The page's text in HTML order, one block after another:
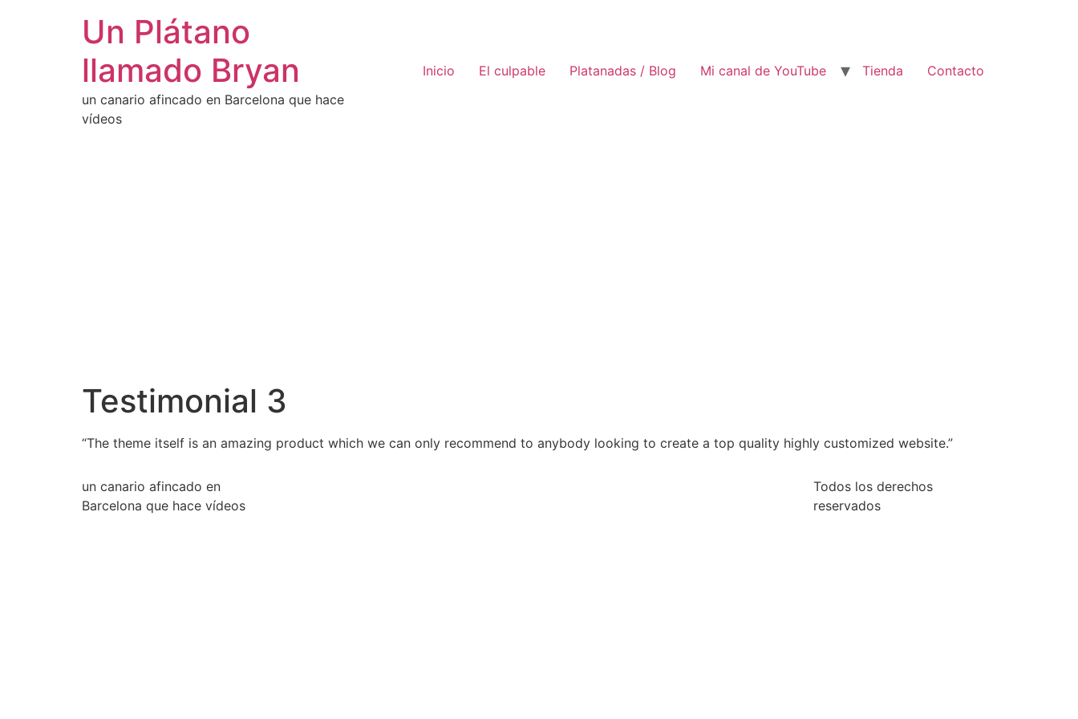
Un Plátano
llamado Bryan
un canario afincado en Barcelona que hace
vídeos
Inicio El culpable Platanadas / Blog Mi canal de YouTube Tienda Contacto
Testimonial 3
“The theme itself is an amazing product which we can only recommend to anybody looking to create a top quality highly customized website.”
un canario afincado en
Barcelona que hace vídeos
Todos los derechos
reservados